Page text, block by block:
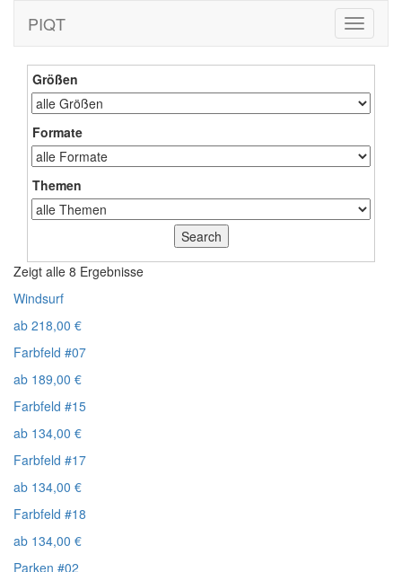
Toggle
PIQT
Größen
Formate
Themen
Zeigt alle 8 Ergebnisse
Windsurf
ab 218,00 €
Farbfeld #07
ab 189,00 €
Farbfeld #15
ab 134,00 €
Farbfeld #17
ab 134,00 €
Farbfeld #18
ab 134,00 €
Parken #02